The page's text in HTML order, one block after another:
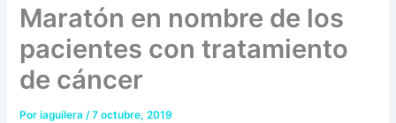
Maratón en nombre de los
pacientes con tratamiento
de cáncer
Poriaguilera/7 octubre, 2019